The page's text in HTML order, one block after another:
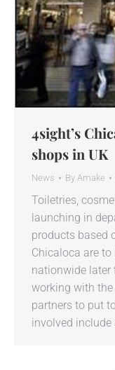
4sight’s
shops in UK
News By Amake
Toiletries,
launching in
products based
Chicaloca are
nationwide later
working with
partners to put
involved include